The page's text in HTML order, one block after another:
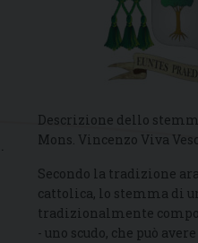
Descrizione dello
Mons. Vincenzo Viva
Secondo la tradizione
cattolica, lo stemma di
tradizionalmente
- uno scudo, che può